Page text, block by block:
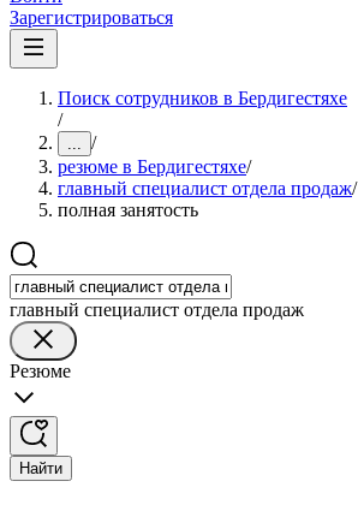
Зарегистрироваться
Поиск сотрудников в Бердигестяхе
/
... /
резюме в Бердигестяхе/
главный специалист отдела продаж/
полная занятость
главный специалист отдела продаж
Резюме
Найти